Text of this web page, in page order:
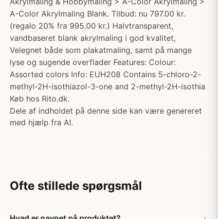
A-Color Akrylmaling Blank. Tilbud: nu 797.00 kr.
(regalo 20% fra 995.00 kr.) Halvtransparent,
vandbaseret blank akrylmaling i god kvalitet,
Velegnet både som plakatmaling, samt på mange
lyse og sugende overflader Features: Colour:
Assorted colors Info: EUH208 Contains 5-chloro-2-
methyl-2H-isothiazol-3-one and 2-methyl-2H-isothia
Køb hos Rito.dk.
Dele af indholdet på denne side kan være genereret
med hjælp fra AI.
Ofte stillede spørgsmål